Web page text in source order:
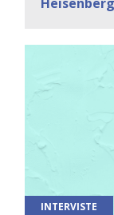
INTERVISTE